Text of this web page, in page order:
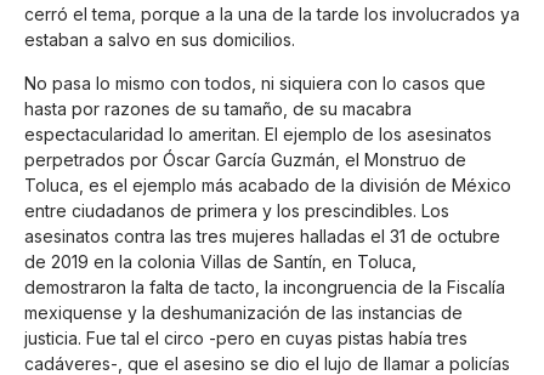
cerró el tema, porque a la una de la tarde los involucrados ya
estaban a salvo en sus domicilios.
No pasa lo mismo con todos, ni siquiera con lo casos que
hasta por razones de su tamaño, de su macabra
espectacularidad lo ameritan. El ejemplo de los asesinatos
perpetrados por Óscar García Guzmán, el Monstruo de
Toluca, es el ejemplo más acabado de la división de México
entre ciudadanos de primera y los prescindibles. Los
asesinatos contra las tres mujeres halladas el 31 de octubre
de 2019 en la colonia Villas de Santín, en Toluca,
demostraron la falta de tacto, la incongruencia de la Fiscalía
mexiquense y la deshumanización de las instancias de
justicia. Fue tal el circo -pero en cuyas pistas había tres
cadáveres-, que el asesino se dio el lujo de llamar a policías